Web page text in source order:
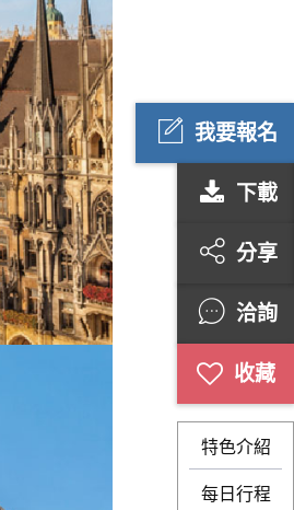
我要報名
下載
分享
洽詢
特色介紹
每日行程